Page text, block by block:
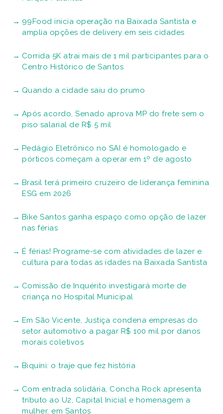
99Food inicia operação na Baixada Santista e
amplia opções de delivery em seis cidades
Corrida 5K atrai mais de 1 mil participantes para o
Centro Histórico de Santos
Quando a cidade saiu do prumo
Após acordo, Senado aprova MP do frete sem o
piso salarial de R$ 5 mil
Pedágio Eletrônico no SAI é homologado e
pórticos começam a operar em 1º de agosto
Brasil terá primeiro cruzeiro de liderança feminina
ESG em 2026
Bike Santos ganha espaço como opção de lazer
nas férias
É férias! Programe-se com atividades de lazer e
cultura para todas as idades na Baixada Santista
Comissão de Inquérito investigará morte de
criança no Hospital Municipal
Em São Vicente, Justiça condena empresas do
setor automotivo a pagar R$ 100 mil por danos
morais coletivos
Biquíni: o traje que fez história
Com entrada solidária, Concha Rock apresenta
tributo ao U2, Capital Inicial e homenagem a
mulher, em Santos